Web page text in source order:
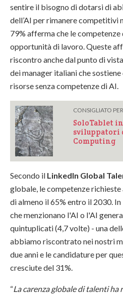
sentire il bisogno di dotarsi di
dell’AI per rimanere competitivi
79% afferma che le
opportunità di lavoro. Queste
riscontro anche dal punto di
dei manager italiani che
risorse senza competenze di AI.
CONSIGLIATO
SoloTablet
sviluppatori
Computing
Secondo il LinkedIn Global
globale, le competenze
di almeno il 65% entro il 2030.
che menzionano l'AI o l'AI
quintuplicati (4,7 volte) - una
abbiamo riscontrato nei nostri
due anni e le candidature per
cresciute del 31%.
“La carenza globale di talenti